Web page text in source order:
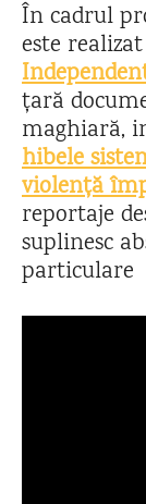
În cadrul
este
țară
maghiară,
hibele
violență
reportaje
suplinesc
particulare